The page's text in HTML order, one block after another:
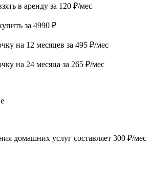
в аренду за 120 ₽/мес
за 4990 ₽
на 12 месяцев за 495 ₽/мес
на 24 месяца за 265 ₽/мес
домашних услуг составляет 300 ₽/мес